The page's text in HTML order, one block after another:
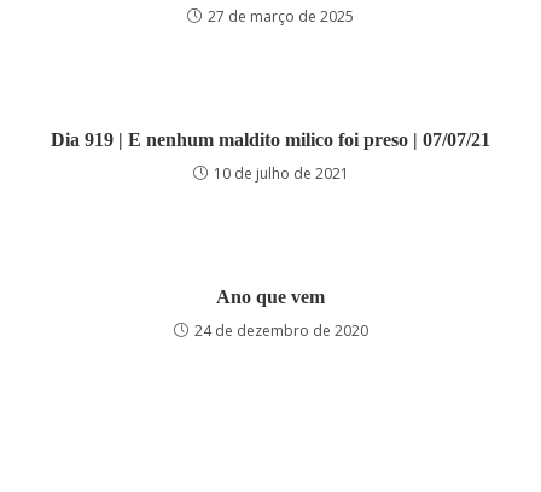
27 de março de 2025
Dia 919 | E nenhum maldito milico foi preso | 07/07/21
10 de julho de 2021
Ano que vem
24 de dezembro de 2020